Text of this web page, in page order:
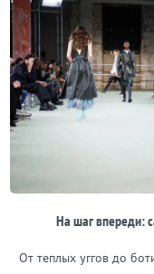
На шаг впереди:
От теплых уггов до